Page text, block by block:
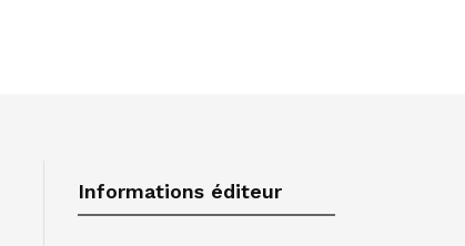
Informations éditeur